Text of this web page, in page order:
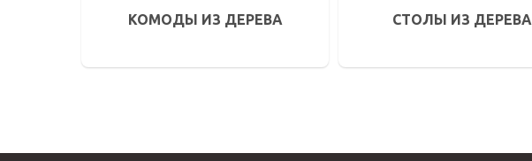
КОМОДЫ ИЗ ДЕРЕВА СТОЛЫ ИЗ ДЕРЕВА